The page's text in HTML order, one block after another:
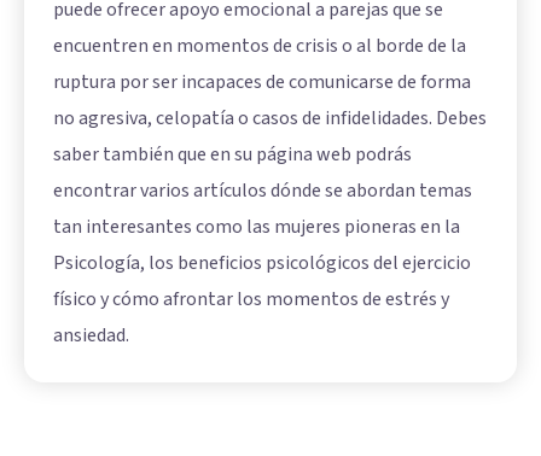
puede ofrecer apoyo emocional a parejas que se
encuentren en momentos de crisis o al borde de la
ruptura por ser incapaces de comunicarse de forma
no agresiva, celopatía o casos de infidelidades. Debes
saber también que en su página web podrás
encontrar varios artículos dónde se abordan temas
tan interesantes como las mujeres pioneras en la
Psicología, los beneficios psicológicos del ejercicio
físico y cómo afrontar los momentos de estrés y
ansiedad.